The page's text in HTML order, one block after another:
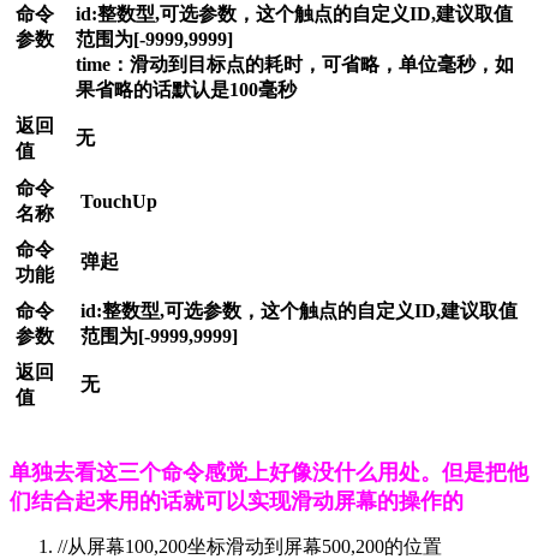
命令
参数
id:整数型,可选参数，这个触点的自定义ID,建议取值
范围为[-9999,9999]
time：滑动到目标点的耗时，可省略，单位毫秒，如
果省略的话默认是100毫秒
返回
值
无
命令
名称
TouchUp
命令
功能
弹起
命令
参数
id:整数型,可选参数，这个触点的自定义ID,建议取值
范围为[-9999,9999]
返回
值
无
单独去看这三个命令感觉上好像没什么用处。但是把他
们结合起来用的话就可以实现滑动屏幕的操作的
//从屏幕100,200坐标滑动到屏幕500,200的位置